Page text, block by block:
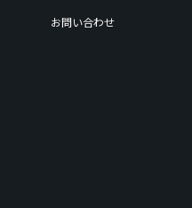
お問い合わせ